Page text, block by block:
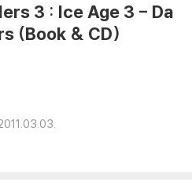
3 : Ice Age 3 - Da
(Book & CD)